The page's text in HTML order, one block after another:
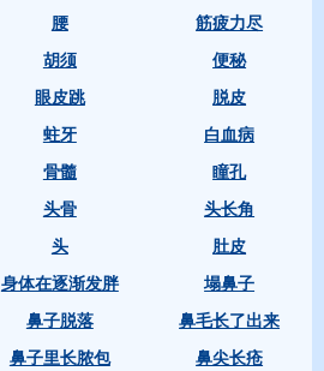
腰 筋疲力尽
胡须 便秘
眼皮跳 脱皮
蛀牙 白血病
骨髓 瞳孔
头骨 头长角
头 肚皮
身体在逐渐发胖 塌鼻子
鼻子脱落 鼻毛长了出来
鼻子里长脓包 鼻尖长疮